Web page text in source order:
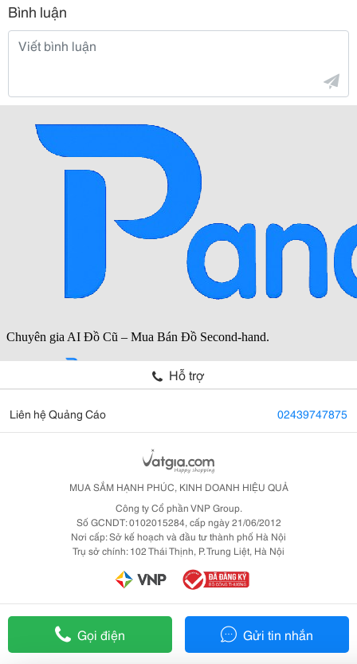
Bình luận
Gọi điện Gửi tin nhắn
Hỗ trợ
Liên hệ Quảng Cáo 02439747875
MUA SẮM HẠNH PHÚC, KINH DOANH HIỆU QUẢ
Công ty Cổ phần VNP Group.
Số GCNDT: 0102015284, cấp ngày 21/06/2012
Nơi cấp: Sở kế hoạch và đầu tư thành phố Hà Nội
Trụ sở chính: 102 Thái Thịnh, P. Trung Liệt, Hà Nội